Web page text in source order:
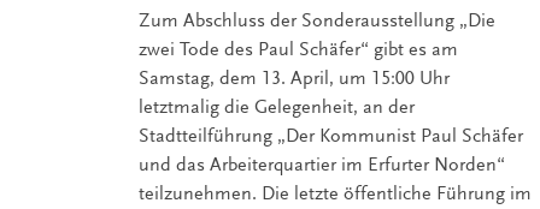
Zum Abschluss der Sonderausstellung „Die
zwei Tode des Paul Schäfer“ gibt es am
Samstag, dem 13. April, um 15:00 Uhr
letztmalig die Gelegenheit, an der
Stadtteilführung „Der Kommunist Paul Schäfer
und das Arbeiterquartier im Erfurter Norden“
teilzunehmen. Die letzte öffentliche Führung im